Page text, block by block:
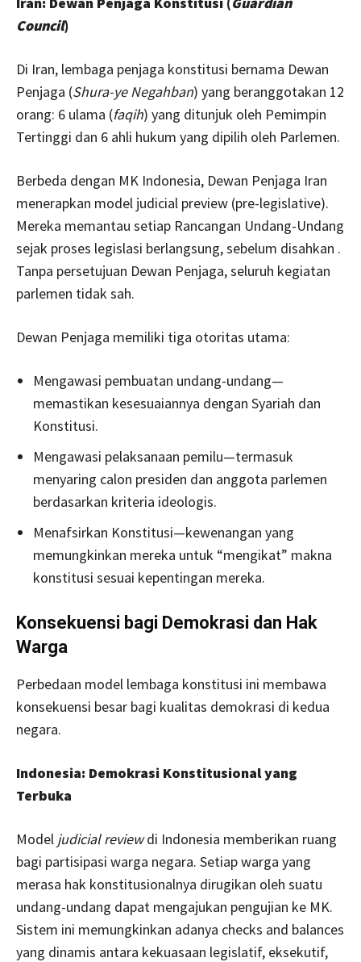
Council)
Di Iran, lembaga penjaga konstitusi bernama Dewan
Penjaga (Shura-ye Negahban) yang beranggotakan 12
orang: 6 ulama (faqih) yang ditunjuk oleh Pemimpin
Tertinggi dan 6 ahli hukum yang dipilih oleh Parlemen.
Berbeda dengan MK Indonesia, Dewan Penjaga Iran
menerapkan model judicial preview (pre-legislative).
Mereka memantau setiap Rancangan Undang-Undang
sejak proses legislasi berlangsung, sebelum disahkan .
Tanpa persetujuan Dewan Penjaga, seluruh kegiatan
parlemen tidak sah.
Dewan Penjaga memiliki tiga otoritas utama:
Mengawasi pembuatan undang-undang—
memastikan kesesuaiannya dengan Syariah dan
Konstitusi.
Mengawasi pelaksanaan pemilu—termasuk
menyaring calon presiden dan anggota parlemen
berdasarkan kriteria ideologis.
Menafsirkan Konstitusi—kewenangan yang
memungkinkan mereka untuk “mengikat” makna
konstitusi sesuai kepentingan mereka.
Konsekuensi bagi Demokrasi dan Hak
Warga
Perbedaan model lembaga konstitusi ini membawa
konsekuensi besar bagi kualitas demokrasi di kedua
negara.
Indonesia: Demokrasi Konstitusional yang
Terbuka
Model judicial reviewdi Indonesia memberikan ruang
bagi partisipasi warga negara. Setiap warga yang
merasa hak konstitusionalnya dirugikan oleh suatu
undang-undang dapat mengajukan pengujian ke MK.
Sistem ini memungkinkan adanya checks and balances
yang dinamis antara kekuasaan legislatif, eksekutif,